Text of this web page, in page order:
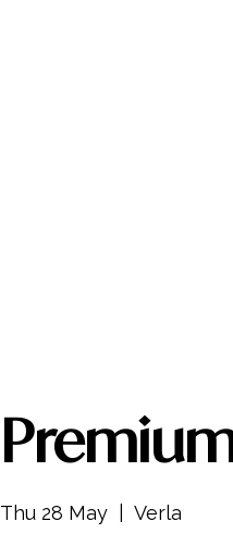
Thu 28 May
  |
Verla